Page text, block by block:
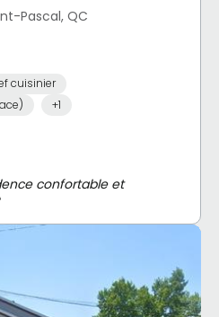
Pascal, QC
cuisinier
+1
confortable et